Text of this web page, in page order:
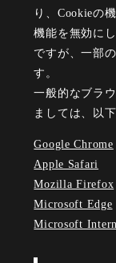
り、Cookieの
機能を無効に
ですが、一部
す。
一般的なブラ
ましては、以
Google Chrome
Apple Safari
Mozilla Firefox
Microsoft Edge
Microsoft